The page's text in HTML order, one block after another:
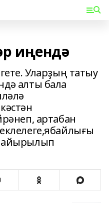
иңендә
Уларҙың татыу
алты бала
артабан
айырылып